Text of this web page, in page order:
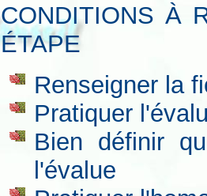
CONDITIONS À
ÉTAPE
Renseigner la
Pratiquer
Bien définir
l'évalue